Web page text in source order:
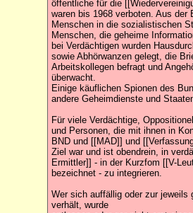
öffentliche für die
waren bis 1968 verboten. Aus der
Menschen in die sozialistischen
Menschen, die geheime
bei Verdächtigen wurden
sowie Abhörwanzen gelegt, die
Arbeitskollegen befragt und
überwacht.
Einige käuflichen Spionen des
andere Geheimdienste und
Für viele Verdächtige,
und Personen, die mit ihnen in
BND und [[MAD]] und
Ziel war und ist obendrein, in
Ermittler]] - in der Kurzfom [[V-
bezeichnet - zu integrieren.
Wer sich auffällig oder zur
verhält, wurde